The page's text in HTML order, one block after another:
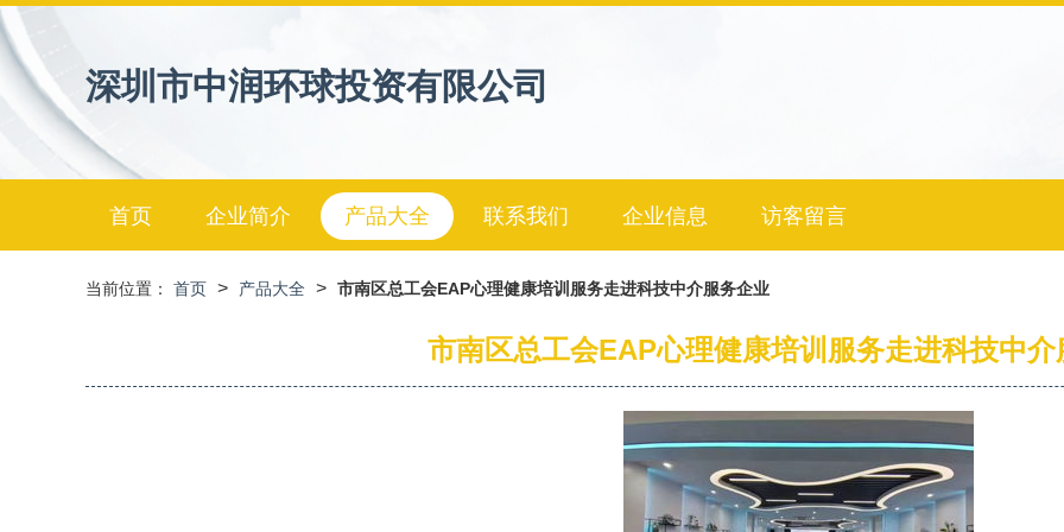
深圳市中润环球投资有限公司
首页 企业简介 产品大全 联系我们 企业信息 访客留言
当前位置： 首页 > 产品大全 > 市南区总工会EAP心理健康培训服务走进科技中介服务企业
市南区总工会EAP心理健康培训服务走进科技中介